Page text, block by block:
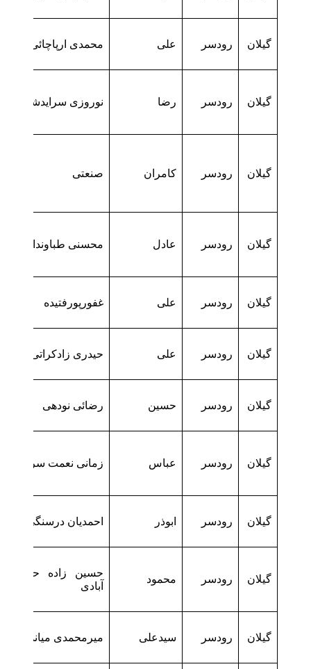
گیلان رودسر علی محمدی ارپاچائی
گیلان رودسر رضا نوروزی سرایدشتی
گیلان رودسر کامران صنعتی
گیلان رودسر عادل محسنی طباوندانی
گیلان رودسر علی غفورپورفتیده
گیلان رودسر علی حیدری زادکراتی
گیلان رودسر حسین رضائی نودهی
گیلان رودسر عباس زمانی نعمت سرا
گیلان رودسر ابوذر احمدیان درسنگی
گیلان رودسر محمود
حسین زاده حسین
آبادی
گیلان رودسر سیدعلی میرمحمدی میانده